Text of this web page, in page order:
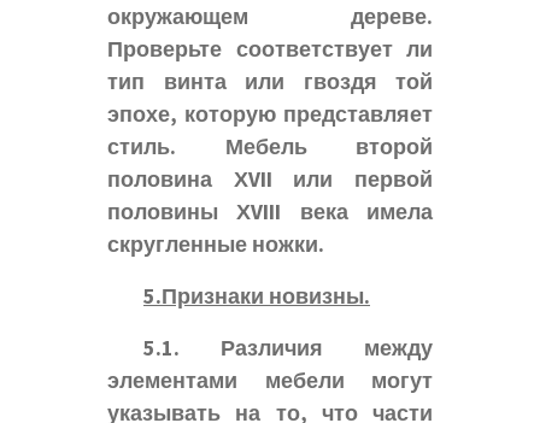
окружающем дереве.
Проверьте соответствует ли
тип винта или гвоздя той
эпохе, которую представляет
стиль. Мебель второй
половина ХVII или первой
половины ХVIII века имела
скругленные ножки.
5.Признаки новизны.
5.1. Различия между
элементами мебели могут
указывать на то, что части